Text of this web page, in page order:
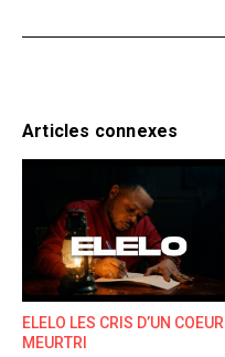
Articles connexes
ELELO LES CRIS D’UN COEUR
MEURTRI